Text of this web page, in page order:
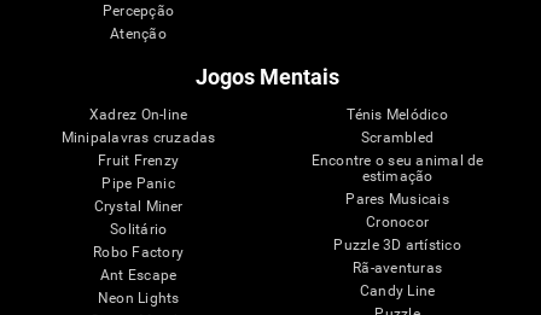
Percepção
Atenção
Jogos Mentais
Xadrez On-line
Minipalavras cruzadas
Fruit Frenzy
Pipe Panic
Crystal Miner
Solitário
Robo Factory
Ant Escape
Neon Lights
Ténis Melódico
Scrambled
Encontre o seu animal de
estimação
Pares Musicais
Cronocor
Puzzle 3D artístico
Rã-aventuras
Candy Line